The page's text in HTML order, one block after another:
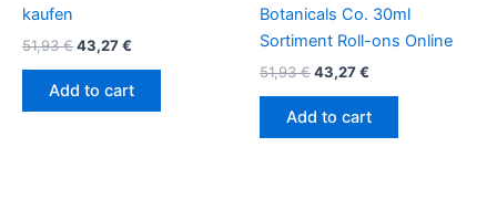
kaufen
51,93€43,27€
Add to cart
Botanicals Co. 30ml
Sortiment Roll-ons Online
51,93€43,27€
Add to cart